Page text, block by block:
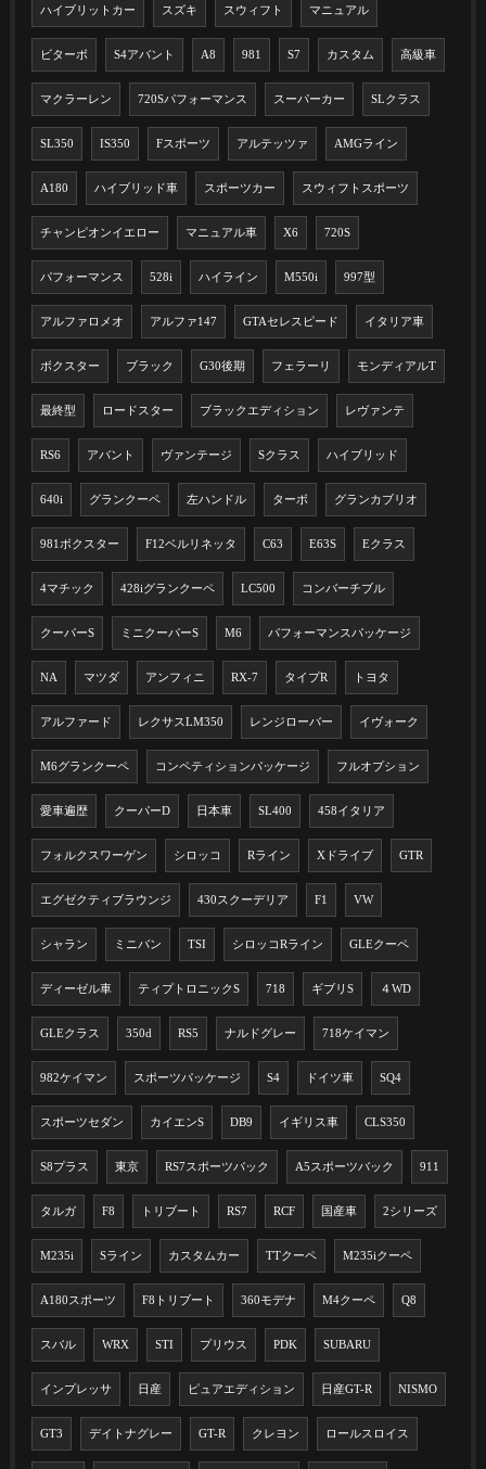
ハイブリットカー スズキ スウィフト マニュアル
ビターボ S4アバント A8 981 S7 カスタム 高級車
マクラーレン 720Sパフォーマンス スーパーカー SLクラス
SL350 IS350 Fスポーツ アルテッツァ AMGライン
A180 ハイブリッド車 スポーツカー スウィフトスポーツ
チャンピオンイエロー マニュアル車 X6 720S
パフォーマンス 528i ハイライン M550i 997型
アルファロメオ アルファ147 GTAセレスピード イタリア車
ボクスター ブラック G30後期 フェラーリ モンディアルT
最終型 ロードスター ブラックエディション レヴァンテ
RS6 アバント ヴァンテージ Sクラス ハイブリッド
640i グランクーペ 左ハンドル ターボ グランカブリオ
981ボクスター F12ベルリネッタ C63 E63S Eクラス
4マチック 428iグランクーペ LC500 コンバーチブル
クーパーS ミニクーパーS M6 パフォーマンスパッケージ
NA マツダ アンフィニ RX-7 タイプR トヨタ
アルファード レクサスLM350 レンジローバー イヴォーク
M6グランクーペ コンペティションパッケージ フルオプション
愛車遍歴 クーパーD 日本車 SL400 458イタリア
フォルクスワーゲン シロッコ Rライン Xドライブ GTR
エグゼクティブラウンジ 430スクーデリア F1 VW
シャラン ミニバン TSI シロッコRライン GLEクーペ
ディーゼル車 ティプトロニックS 718 ギブリS ４WD
GLEクラス 350d RS5 ナルドグレー 718ケイマン
982ケイマン スポーツパッケージ S4 ドイツ車 SQ4
スポーツセダン カイエンS DB9 イギリス車 CLS350
S8プラス 東京 RS7スポーツバック A5スポーツバック 911
タルガ F8 トリブート RS7 RCF 国産車 2シリーズ
M235i Sライン カスタムカー TTクーペ M235iクーペ
A180スポーツ F8トリブート 360モデナ M4クーペ Q8
スバル WRX STI プリウス PDK SUBARU
インプレッサ 日産 ピュアエディション 日産GT-R NISMO
GT3 デイトナグレー GT-R クレヨン ロールスロイス